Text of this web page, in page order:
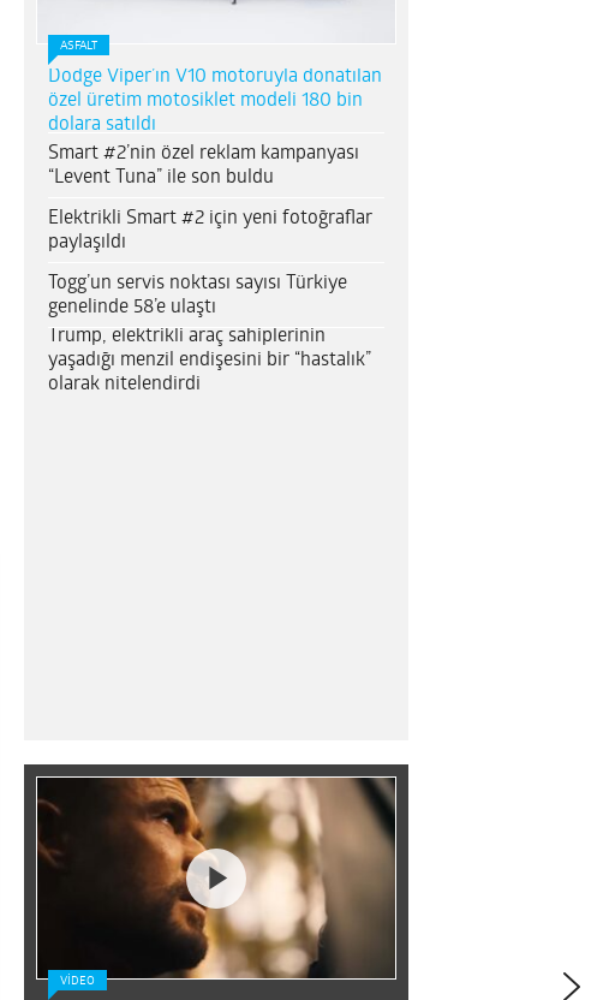
ASFALT
Dodge Viper’ın V10 motoruyla donatılan
özel üretim motosiklet modeli 180 bin
dolara satıldı
Smart #2’nin özel reklam kampanyası
“Levent Tuna” ile son buldu
Elektrikli Smart #2 için yeni fotoğraflar
paylaşıldı
Togg’un servis noktası sayısı Türkiye
genelinde 58’e ulaştı
Trump, elektrikli araç sahiplerinin
yaşadığı menzil endişesini bir “hastalık”
olarak nitelendirdi
VİDEO